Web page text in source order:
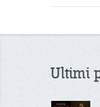
Ultimi